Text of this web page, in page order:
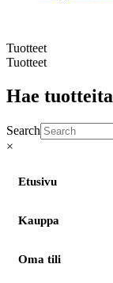
Tuotteet
Tuotteet
Hae tuotteita
Search
×
Etusivu
Kauppa
Oma tili